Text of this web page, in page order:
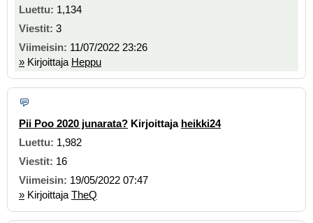
1,134
3
11/07/2022 23:26
» Kirjoittaja Heppu
Pii Poo 2020 junarata? Kirjoittaja heikki24
1,982
16
19/05/2022 07:47
» Kirjoittaja TheQ